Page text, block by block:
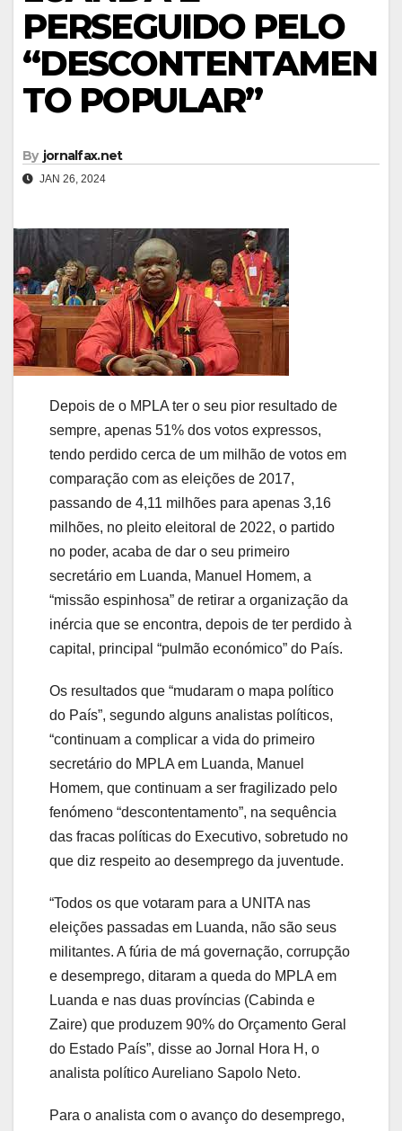
PERSEGUIDO PELO
“DESCONTENTAMEN
TO POPULAR”
By jornalfax.net
JAN 26, 2024
Depois de o MPLA ter o seu pior resultado de
sempre, apenas 51% dos votos expressos,
tendo perdido cerca de um milhão de votos em
comparação com as eleições de 2017,
passando de 4,11 milhões para apenas 3,16
milhões, no pleito eleitoral de 2022, o partido
no poder, acaba de dar o seu primeiro
secretário em Luanda, Manuel Homem, a
“missão espinhosa” de retirar a organização da
inércia que se encontra, depois de ter perdido à
capital, principal “pulmão económico” do País.
Os resultados que “mudaram o mapa político
do País”, segundo alguns analistas políticos,
“continuam a complicar a vida do primeiro
secretário do MPLA em Luanda, Manuel
Homem, que continuam a ser fragilizado pelo
fenómeno “descontentamento”, na sequência
das fracas políticas do Executivo, sobretudo no
que diz respeito ao desemprego da juventude.
“Todos os que votaram para a UNITA nas
eleições passadas em Luanda, não são seus
militantes. A fúria de má governação, corrupção
e desemprego, ditaram a queda do MPLA em
Luanda e nas duas províncias (Cabinda e
Zaire) que produzem 90% do Orçamento Geral
do Estado País”, disse ao Jornal Hora H, o
analista político Aureliano Sapolo Neto.
Para o analista com o avanço do desemprego,